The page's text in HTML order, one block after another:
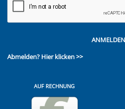
ANMELDEN
Abmelden? Hier klicken >>
AUF RECHNUNG